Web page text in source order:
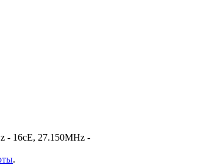
- 16cE, 27.150MHz -
.